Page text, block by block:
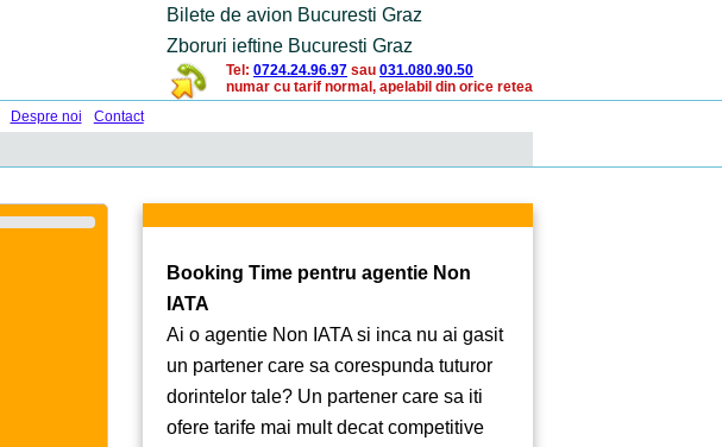
Bilete de avion Bucuresti Graz
Zboruri ieftine Bucuresti Graz
Tel: 0724.24.96.97 sau 031.080.90.50
numar cu tarif normal, apelabil din orice retea
Despre noi
Contact
Booking Time pentru agentie Non
IATA
Ai o agentie Non IATA si inca nu ai gasit
un partener care sa corespunda tuturor
dorintelor tale? Un partener care sa iti
ofere tarife mai mult decat competitive